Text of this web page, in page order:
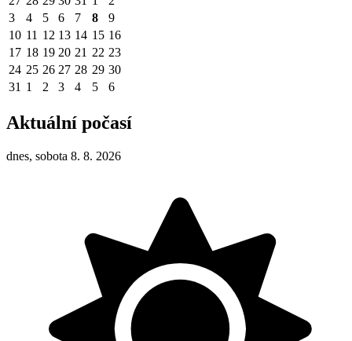
3
4 5 6 7 8
9
10 11 12 13 14 15 16
17 18 19 20 21 22 23
24 25 26 27 28 29 30
31 1 2 3 4 5 6
Aktuální počasí
dnes, sobota 8. 8. 2026